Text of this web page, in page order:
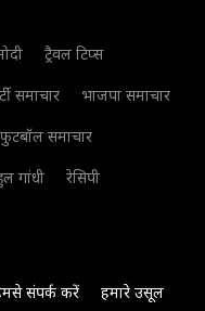
ट्रैवल टिप्स
समाचार
भाजपा समाचार
फुटबॉल समाचार
गांधी
रेसिपी
संपर्क करें हमारे उसूल